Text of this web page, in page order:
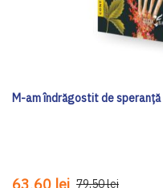
M-am îndrăgostit de speranță
79,50 lei